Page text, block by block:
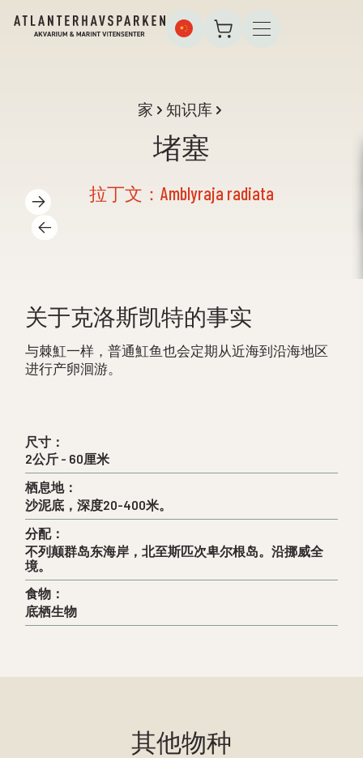
家 知识库
堵塞
拉丁文：Amblyraja radiata
尺寸：
2公斤 - 60厘米
栖息地：
沙泥底，深度20-400米。
分配：
不列颠群岛东海岸，北至斯匹次卑尔根岛。沿挪威全
境。
食物：
底栖生物
关于克洛斯凯特的事实
与棘魟一样，普通魟鱼也会定期从近海到沿海地区
进行产卵洄游。
其他物种